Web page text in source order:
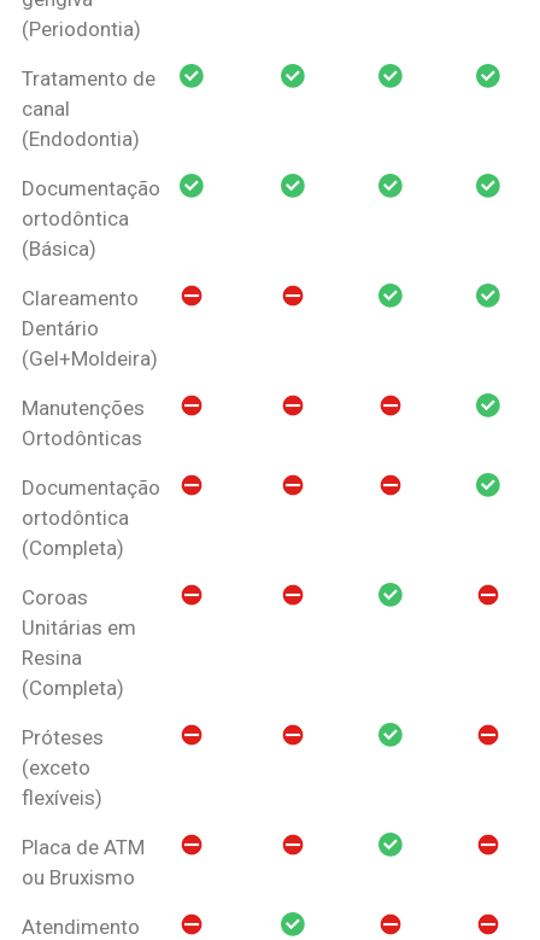
(Periodontia)
Tratamento de
canal
(Endodontia)
Documentação
ortodôntica
(Básica)
Clareamento
Dentário
(Gel+Moldeira)
Manutenções
Ortodônticas
Documentação
ortodôntica
(Completa)
Coroas
Unitárias em
Resina
(Completa)
Próteses
(exceto
flexíveis)
Placa de ATM
ou Bruxismo
Atendimento